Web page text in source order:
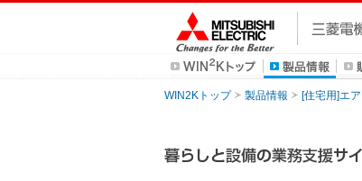
WIN2Kトップ 製品情報 [住宅用]エ